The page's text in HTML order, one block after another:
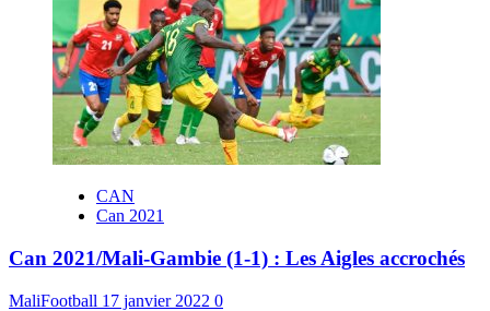
CAN
Can 2021
Can 2021/Mali-Gambie (1-1) : Les Aigles accrochés
MaliFootball 17 janvier 2022 0